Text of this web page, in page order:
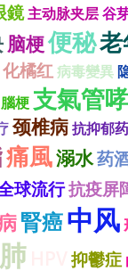
鏡主动脉夹层 谷
脑梗便秘
化橘红 病毒變異
腦梗 支氣管
颈椎病 抗抑郁药
痛風溺水药
球流行抗疫屏
腎癌中风
抑鬱症